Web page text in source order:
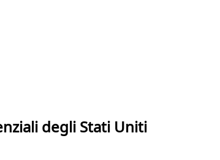
degli Stati Uniti